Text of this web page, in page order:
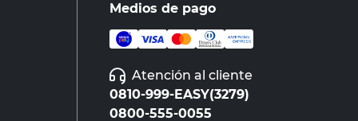
Medios de pago
Atención al cliente
0810-999-EASY(3279)
0800-555-0055